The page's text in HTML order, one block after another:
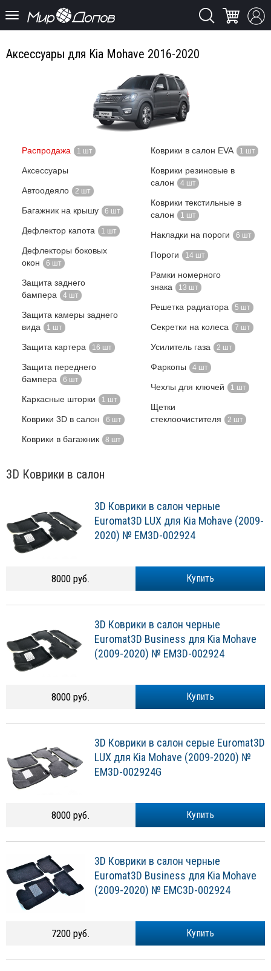
Аксессуары для Kia Mohave 2016-2020
Распродажа 1 шт
Аксессуары
Автоодеяло 2 шт
Багажник на крышу 6 шт
Дефлектор капота 1 шт
Дефлекторы боковых
окон
6 шт
Защита заднего
бампера
4 шт
Защита камеры заднего
вида
1 шт
Защита картера 16 шт
Защита переднего
бампера
6 шт
Каркасные шторки 1 шт
Коврики 3D в салон 6 шт
Коврики в багажник 8 шт
Коврики в салон EVA 1 шт
Коврики резиновые в
салон
4 шт
Коврики текстильные в
салон
1 шт
Накладки на пороги 6 шт
Пороги 14 шт
Рамки номерного
знака
13 шт
Решетка радиатора 5 шт
Секретки на колеса 7 шт
Усилитель газа 2 шт
Фаркопы 4 шт
Чехлы для ключей 1 шт
Щетки
стеклоочистителя
2 шт
3D Коврики в салон
3D Коврики в салон черные
Euromat3D LUX для Kia Mohave (2009-
2020) № EM3D-002924
Купить
8000 руб.
3D Коврики в салон черные
Euromat3D Business для Kia Mohave
(2009-2020) № EM3D-002924
Купить
8000 руб.
3D Коврики в салон серые Euromat3D
LUX для Kia Mohave (2009-2020) №
EM3D-002924G
Купить
8000 руб.
3D Коврики в салон черные
Euromat3D Business для Kia Mohave
(2009-2020) № EMC3D-002924
Купить
7200 руб.